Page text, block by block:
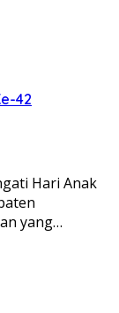
42
Hari Anak
yang…